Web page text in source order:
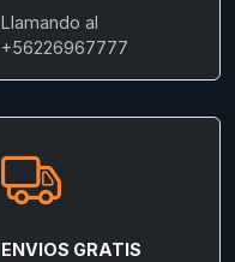
Llamando al
+56226967777
ENVIOS GRATIS